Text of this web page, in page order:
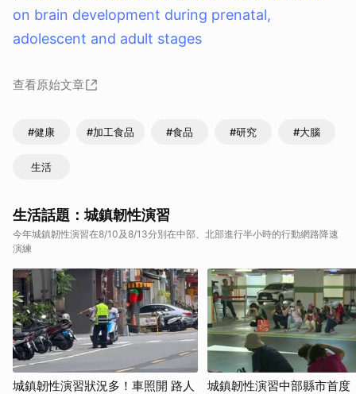
on brain development during prenatal,
adolescent and adult stages
查看原始文章
#健康 #加工食品 #食品 #研究 #大腦
生活
生活話題：城鎮韌性演習
今年城鎮韌性演習在8/10及8/13分別在中部、北部進行半小時的行動網路降速
演練
城鎮韌性演習狀況多！車照開 路人
城鎮韌性演習中部縣市首度